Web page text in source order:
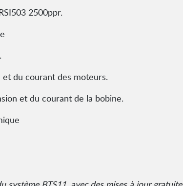
2500ppr.
du courant des moteurs.
et du courant de la bobine.